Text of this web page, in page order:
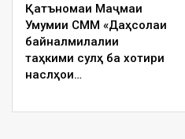
Қатъномаи Маҷмаи
Умумии СММ «Даҳсолаи
байналмилалии
таҳкими сулҳ ба хотири
наслҳои…